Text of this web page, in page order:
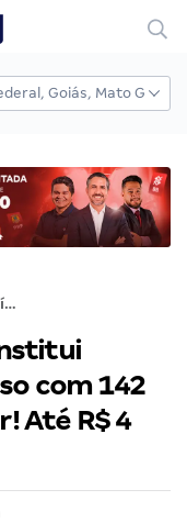
Polícia Científica-MT institui comissão para concurso com 142 vagas de nível superior! Até R$ 4 mil!
com 142
Até R$ 4